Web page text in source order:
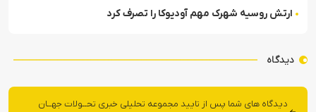
ارتش روسیه شهرک مهم آودیوکا را تصرف کرد
دیدگاه
دیدگاه های شما پس از تایید مجموعه تحلیلی خبری تحــولات جهــان